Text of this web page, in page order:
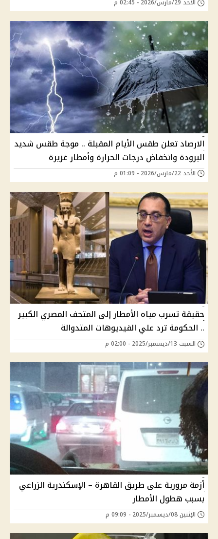
الأحد 29/مارس/2026 - 02:45 م
الارصاد تعلن طقس الأيام المقبلة .. موجة طقس شديد
البرودة وانخفاض درجات الحرارة وأمطار غزيرة
الأحد 22/مارس/2026 - 01:09 م
حقيقة تسرب مياه الأمطار إلى المتحف المصري الكبير
.. الحكومة ترد علي الفيديوهات المتدوالة
السبت 13/ديسمبر/2025 - 02:00 م
أزمة مرورية على طريق القاهرة – الإسكندرية الزراعي
بسبب هطول الأمطار
الإثنين 08/ديسمبر/2025 - 09:09 م